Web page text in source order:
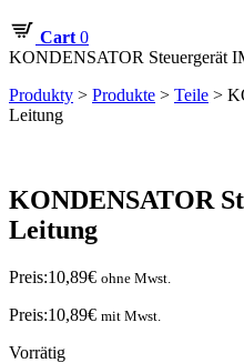
Cart 0
KONDENSATOR Steuergerät
Produkty > Produkte > Teile >
Leitung
KONDENSATOR
Leitung
Preis:10,89€ ohne Mwst.
Preis:10,89€ mit Mwst.
Vorrätig